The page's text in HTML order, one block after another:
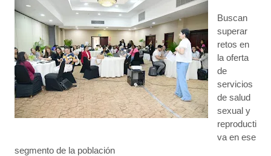
Buscan
superar
retos en
la oferta
de
servicios
de salud
sexual y
reproducti
va en ese
segmento de la población